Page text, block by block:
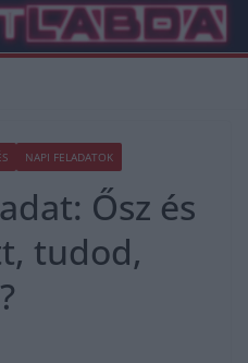
NAPI FELADATOK
Ősz és
tudod,